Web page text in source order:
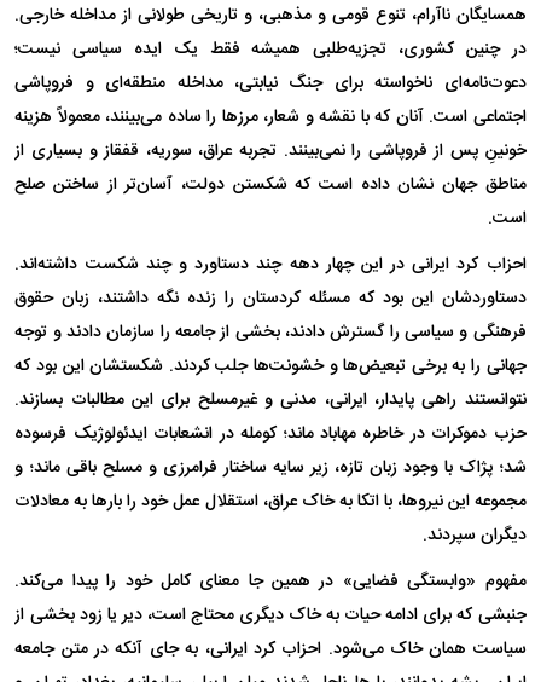
همسایگان ناآرام، تنوع قومی و مذهبی، و تاریخی طولانی از مداخله خارجی.
در چنین کشوری، تجزیه‌طلبی همیشه فقط یک ایده سیاسی نیست؛
دعوت‌نامه‌ای ناخواسته برای جنگ نیابتی، مداخله منطقه‌ای و فروپاشی
اجتماعی است. آنان که با نقشه و شعار، مرز‌ها را ساده می‌بینند، معمولاً هزینه
خونینِ پس از فروپاشی را نمی‌بینند. تجربه عراق، سوریه، قفقاز و بسیاری از
مناطق جهان نشان داده است که شکستن دولت، آسان‌تر از ساختن صلح
است.
احزاب کرد ایرانی در این چهار دهه چند دستاورد و چند شکست داشته‌اند.
دستاوردشان این بود که مسئله کردستان را زنده نگه داشتند، زبان حقوق
فرهنگی و سیاسی را گسترش دادند، بخشی از جامعه را سازمان دادند و توجه
جهانی را به برخی تبعیض‌ها و خشونت‌ها جلب کردند. شکستشان این بود که
نتوانستند راهی پایدار، ایرانی، مدنی و غیرمسلح برای این مطالبات بسازند.
حزب دموکرات در خاطره مهاباد ماند؛ کومله در انشعابات ایدئولوژیک فرسوده
شد؛ پژاک با وجود زبان تازه، زیر سایه ساختار فرامرزی و مسلح باقی ماند؛ و
مجموعه این نیروها، با اتکا به خاک عراق، استقلال عمل خود را بار‌ها به معادلات
دیگران سپردند.
مفهوم «وابستگی فضایی» در همین جا معنای کامل خود را پیدا می‌کند.
جنبشی که برای ادامه حیات به خاک دیگری محتاج است، دیر یا زود بخشی از
سیاست همان خاک می‌شود. احزاب کرد ایرانی، به جای آنکه در متن جامعه